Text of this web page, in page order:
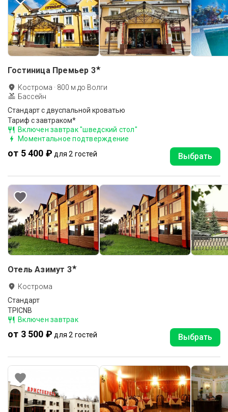
Гостиница Премьер 3★
Кострома · 800 м до Волги
Бассейн
Стандарт с двуспальной кроватью
Тариф с завтраком*
Включен завтрак "шведский стол"
Моментальное подтверждение
от 5 400 ₽ для 2 гостей Выбрать
Отель Азимут 3★
Кострома
Стандарт
TPICNB
Включен завтрак
от 3 500 ₽ для 2 гостей Выбрать